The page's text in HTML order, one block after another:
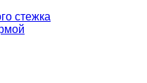
стежка